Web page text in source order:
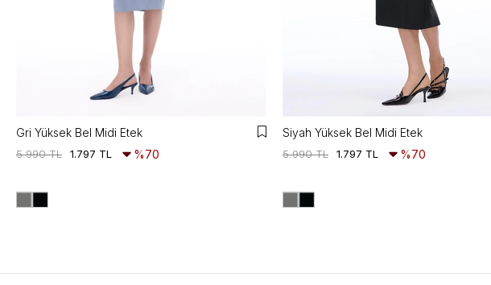
Gri Yüksek Bel Midi Etek
1.797 TL
5.990 TL %70
Siyah Yüksek Bel Midi Etek
1.797 TL
5.990 TL %70